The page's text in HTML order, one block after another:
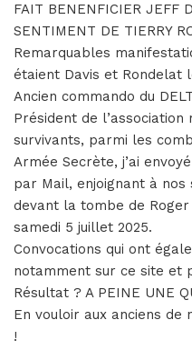
FAIT BENENFICIER JEFF
SENTIMENT DE TIERRY
Remarquables
étaient Davis et Rondelat
Ancien commando du
Président de
survivants, parmi les
Armée Secrète, j’ai
par Mail, enjoignant à
devant la tombe de
samedi 5 juillet 2025.
Convocations qui ont
notamment sur ce site et
Résultat ? A PEINE UNE
En vouloir aux anciens
!